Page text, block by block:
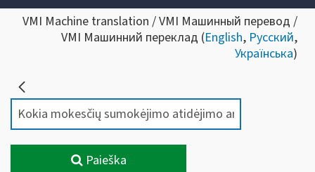
VMI Machine translation / VMI Машинный перевод /
VMI Машинний переклад (English, Русский,
Українська)
Paieška